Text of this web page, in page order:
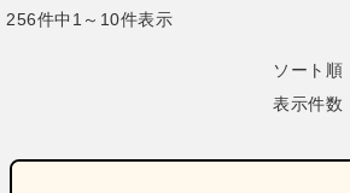
256件中1～10件表示
ソート順
表示件数